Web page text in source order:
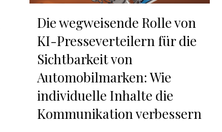
Die wegweisende Rolle von
KI-Presseverteilern für die
Sichtbarkeit von
Automobilmarken: Wie
individuelle Inhalte die
Kommunikation verbessern